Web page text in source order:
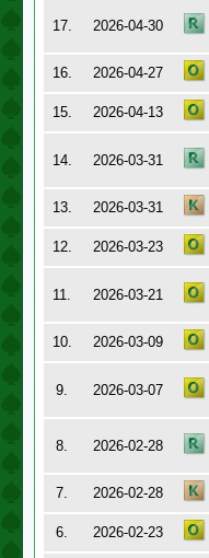
17. 2026-04-30
16.
2026-04-27
15.
2026-04-13
14. 2026-03-31
13.
2026-03-31
12.
2026-03-23
11. 2026-03-21
10. 2026-03-09
9. 2026-03-07
8. 2026-02-28
7.
2026-02-28
6.
2026-02-23